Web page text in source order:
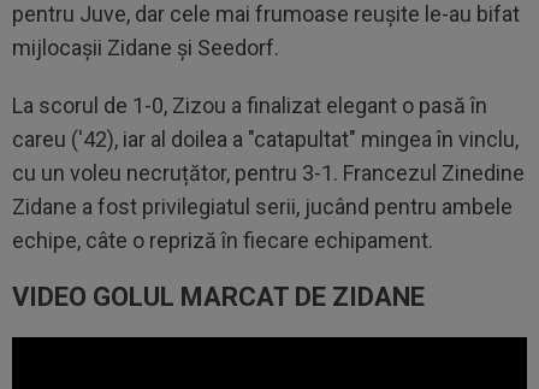
pentru Juve, dar cele mai frumoase reușite le-au bifat
mijlocașii Zidane și Seedorf.
La scorul de 1-0, Zizou a finalizat elegant o pasă în
careu ('42), iar al doilea a "catapultat" mingea în vinclu,
cu un voleu necruțător, pentru 3-1. Francezul Zinedine
Zidane a fost privilegiatul serii, jucând pentru ambele
echipe, câte o repriză în fiecare echipament.
VIDEO GOLUL MARCAT DE ZIDANE